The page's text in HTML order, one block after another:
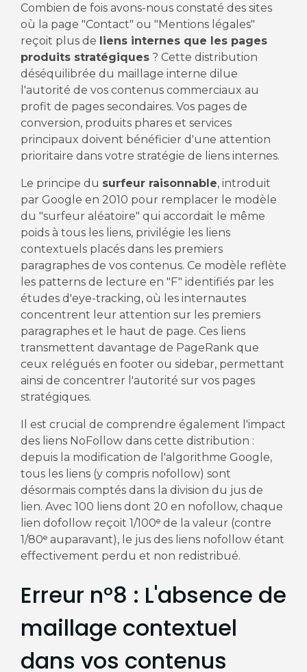
Combien de fois avons-nous constaté des sites
où la page "Contact" ou "Mentions légales"
reçoit plus de liens internes que les pages
produits stratégiques? Cette distribution
déséquilibrée du maillage interne dilue
l'autorité de vos contenus commerciaux au
profit de pages secondaires. Vos pages de
conversion, produits phares et services
principaux doivent bénéficier d'une attention
prioritaire dans votre stratégie de liens internes.
Le principe du surfeur raisonnable, introduit
par Google en 2010 pour remplacer le modèle
du "surfeur aléatoire" qui accordait le même
poids à tous les liens, privilégie les liens
contextuels placés dans les premiers
paragraphes de vos contenus. Ce modèle reflète
les patterns de lecture en "F" identifiés par les
études d'eye-tracking, où les internautes
concentrent leur attention sur les premiers
paragraphes et le haut de page. Ces liens
transmettent davantage de PageRank que
ceux relégués en footer ou sidebar, permettant
ainsi de concentrer l'autorité sur vos pages
stratégiques.
Il est crucial de comprendre également l'impact
des liens NoFollow dans cette distribution :
depuis la modification de l'algorithme Google,
tous les liens (y compris nofollow) sont
désormais comptés dans la division du jus de
lien. Avec 100 liens dont 20 en nofollow, chaque
lien dofollow reçoit 1/100ᵉ de la valeur (contre
1/80ᵉ auparavant), le jus des liens nofollow étant
effectivement perdu et non redistribué.
Erreur n°8 : L'absence de
maillage contextuel
dans vos contenus